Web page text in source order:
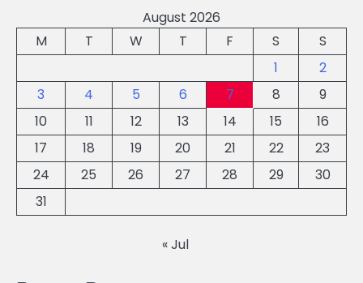
August 2026
M
T W T F S
S
1
2
3
4 5 6 7 8
9
10
11 12 13 14 15
16
17
18 19 20 21 22
23
24
25 26 27 28 29
30
31
« Jul